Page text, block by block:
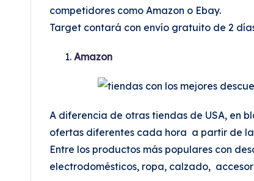
competidores como Amazon o Ebay.
Target contará con envío gratuito de 2
Amazon
A diferencia de otras tiendas de USA, en
ofertas diferentes cada hora a partir de
Entre los productos más populares con
electrodomésticos, ropa, calzado,